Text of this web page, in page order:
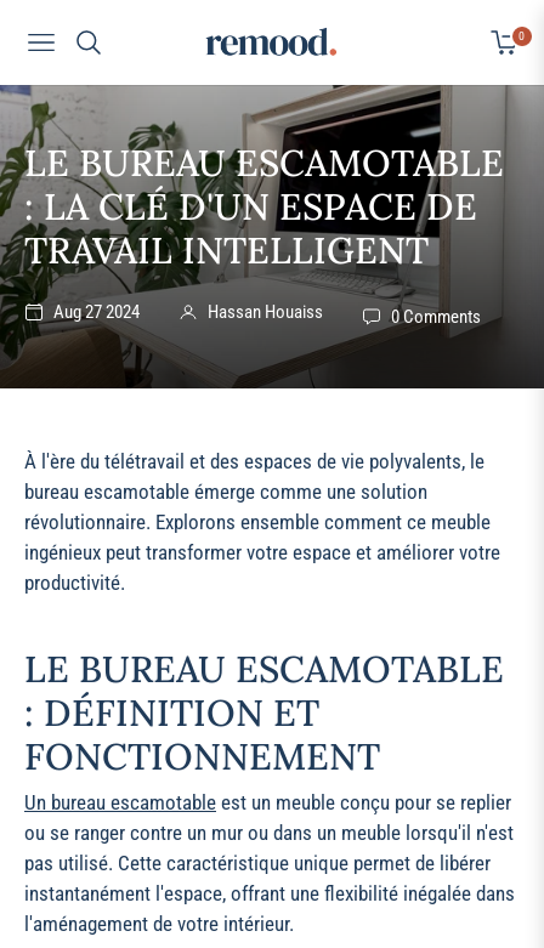
Navigation Cart
0
LE BUREAU ESCAMOTABLE
: LA CLÉ D'UN ESPACE DE
TRAVAIL INTELLIGENT
Aug 27 2024 Hassan Houaiss 0 Comments
À l'ère du télétravail et des espaces de vie polyvalents, le
bureau escamotable émerge comme une solution
révolutionnaire. Explorons ensemble comment ce meuble
ingénieux peut transformer votre espace et améliorer votre
productivité.
LE BUREAU ESCAMOTABLE
: DÉFINITION ET
FONCTIONNEMENT
Un bureau escamotable est un meuble conçu pour se replier
ou se ranger contre un mur ou dans un meuble lorsqu'il n'est
pas utilisé. Cette caractéristique unique permet de libérer
instantanément l'espace, offrant une flexibilité inégalée dans
l'aménagement de votre intérieur.